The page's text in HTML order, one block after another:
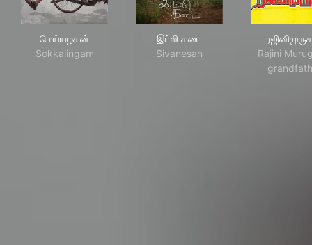
மெய்யழகன்
Sokkalingam
இட்லி கடை
Sivanesan
Rajini